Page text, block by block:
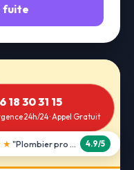
fuite
24
express
18 30 31 15
24h/24 · Appel Gratuit
"Débouchage WC en 30 min" 5.0/5